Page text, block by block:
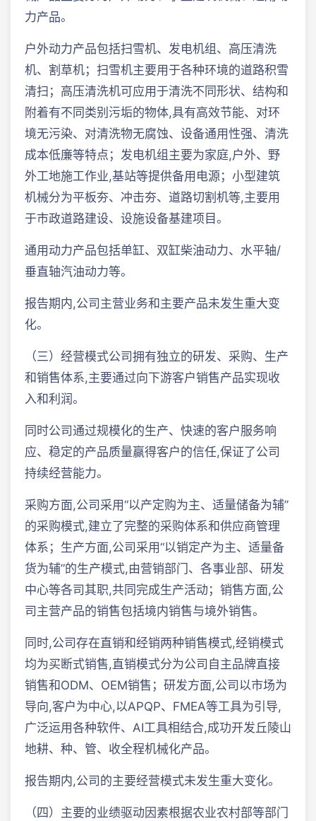
力产品。
户外动力产品包括扫雪机、发电机组、高压清洗
机、割草机；扫雪机主要用于各种环境的道路积雪
清扫；高压清洗机可应用于清洗不同形状、结构和
附着有不同类别污垢的物体,具有高效节能、对环
境无污染、对清洗物无腐蚀、设备通用性强、清洗
成本低廉等特点；发电机组主要为家庭,户外、野
外工地施工作业,基站等提供备用电源；小型建筑
机械分为平板夯、冲击夯、道路切割机等,主要用
于市政道路建设、设施设备基建项目。
通用动力产品包括单缸、双缸柴油动力、水平轴/
垂直轴汽油动力等。
报告期内,公司主营业务和主要产品未发生重大变
化。
（三）经营模式公司拥有独立的研发、采购、生产
和销售体系,主要通过向下游客户销售产品实现收
入和利润。
同时公司通过规模化的生产、快速的客户服务响
应、稳定的产品质量赢得客户的信任,保证了公司
持续经营能力。
采购方面,公司采用“以产定购为主、适量储备为辅”
的采购模式,建立了完整的采购体系和供应商管理
体系；生产方面,公司采用“以销定产为主、适量备
货为辅”的生产模式,由营销部门、各事业部、研发
中心等各司其职,共同完成生产活动；销售方面,公
司主营产品的销售包括境内销售与境外销售。
同时,公司存在直销和经销两种销售模式,经销模式
均为买断式销售,直销模式分为公司自主品牌直接
销售和ODM、OEM销售；研发方面,公司以市场为
导向,客户为中心,以APQP、FMEA等工具为引导,
广泛运用各种软件、AI工具相结合,成功开发丘陵山
地耕、种、管、收全程机械化产品。
报告期内,公司的主要经营模式未发生重大变化。
（四）主要的业绩驱动因素根据农业农村部等部门